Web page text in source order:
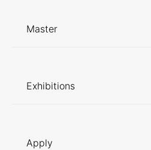
Master
Exhibitions
Apply